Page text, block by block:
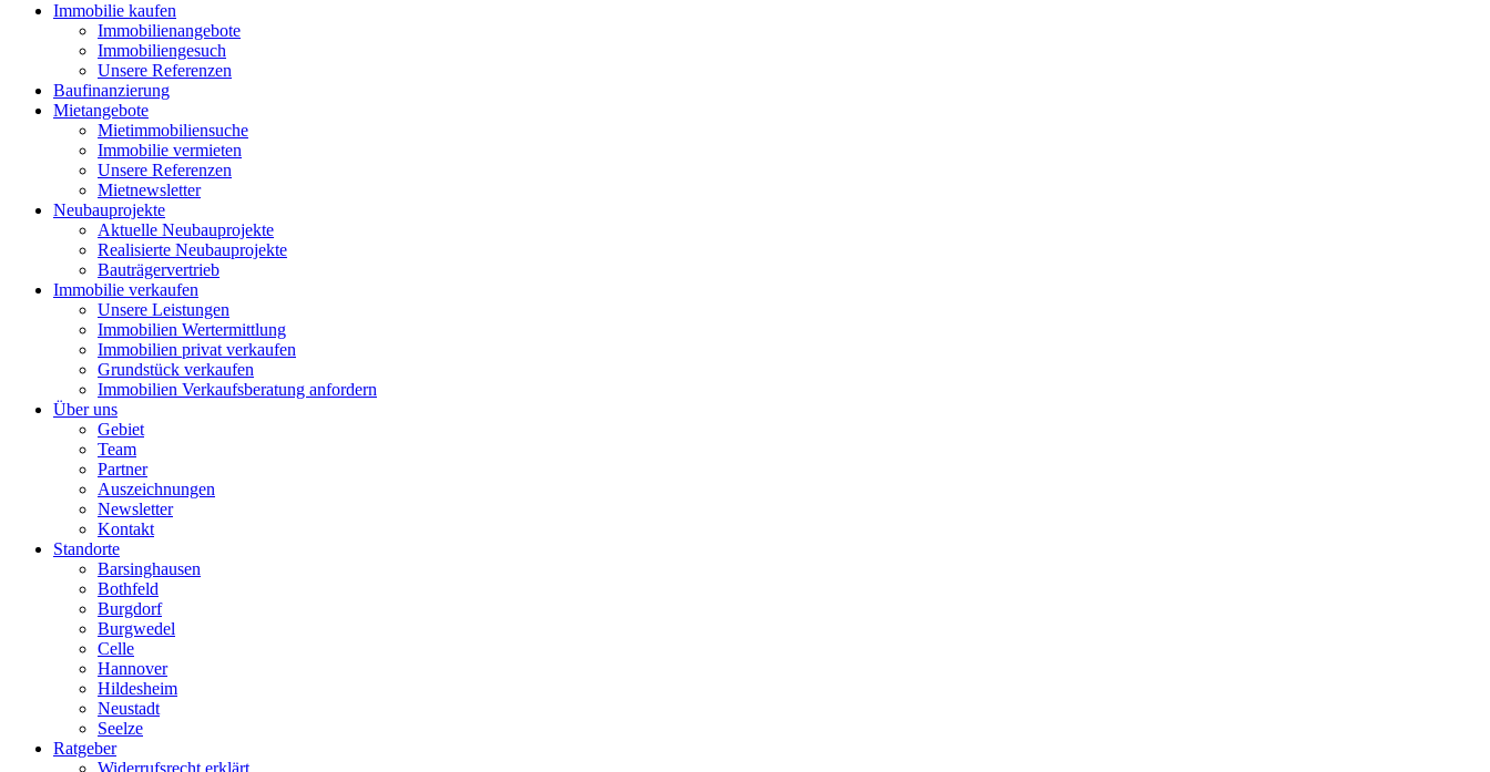
Immobilie kaufen
Immobilienangebote
Immobiliengesuch
Unsere Referenzen
Baufinanzierung
Mietangebote
Mietimmobiliensuche
Immobilie vermieten
Unsere Referenzen
Mietnewsletter
Neubauprojekte
Aktuelle Neubauprojekte
Realisierte Neubauprojekte
Bauträgervertrieb
Immobilie verkaufen
Unsere Leistungen
Immobilien Wertermittlung
Immobilien privat verkaufen
Grundstück verkaufen
Immobilien Verkaufsberatung anfordern
Über uns
Gebiet
Team
Partner
Auszeichnungen
Newsletter
Kontakt
Standorte
Barsinghausen
Bothfeld
Burgdorf
Burgwedel
Celle
Hannover
Hildesheim
Neustadt
Seelze
Ratgeber
Widerrufsrecht erklärt